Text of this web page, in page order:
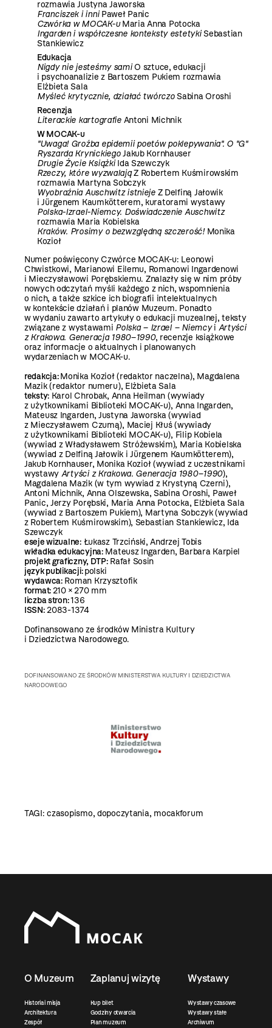
rozmawia Justyna Jaworska
Franciszek i inniPaweł Panic
Czwórka w MOCAK-uMaria Anna Potocka
Ingarden i współczesne konteksty estetykiSebastian
Stankiewicz
Edukacja
Nigdy nie jesteśmy samiO sztuce, edukacji
i psychoanalizie z Bartoszem Pukiem rozmawia
Elżbieta Sala
Myśleć krytycznie, działać twórczoSabina Oroshi
Recenzja
Literackie kartografieAntoni Michnik
W MOCAK-u
"Uwaga! Groźba epidemii poetów poklepywania". O "G"
Ryszarda KrynickiegoJakub Kornhauser
Drugie Życie KsiążkiIda Szewczyk
Rzeczy, które wyzwalająZ Robertem Kuśmirowskim
rozmawia Martyna Sobczyk
Wyobraźnia Auschwitz istniejeZ Delfiną Jałowik
i Jürgenem Kaumkötterem, kuratorami wystawy
Polska-Izrael-Niemcy. Doświadczenie Auschwitz
rozmawia Maria Kobielska
Kraków. Prosimy o bezwzględną szczerość!Monika
Kozioł
Numer poświęcony Czwórce MOCAK-u: Leonowi
Chwistkowi, Marianowi Eilemu, Romanowi Ingardenowi
i Mieczysławowi Porębskiemu. Znalazły się w nim próby
nowych odczytań myśli każdego z nich, wspomnienia
o nich, a także szkice ich biografii intelektualnych
w kontekście działań i planów Muzeum. Ponadto
w wydaniu zawarto artykuły o edukacji muzealnej, teksty
związane z wystawami Polska – Izrael – Niemcyi Artyści
z Krakowa. Generacja 1980–1990, recenzje książkowe
oraz informacje o aktualnych i planowanych
wydarzeniach w MOCAK-u.
redakcja:Monika Kozioł (redaktor naczelna), Magdalena
Mazik (redaktor numeru), Elżbieta Sala
teksty: Karol Chrobak, Anna Heilman (wywiady
z użytkownikami Biblioteki MOCAK-u), Anna Ingarden,
Mateusz Ingarden, Justyna Jaworska (wywiad
z Mieczysławem Czumą), Maciej Kłuś (wywiady
z użytkownikami Biblioteki MOCAK-u), Filip Kobiela
(wywiad z Władysławem Stróżewskim), Maria Kobielska
(wywiad z Delfiną Jałowik i Jürgenem Kaumkötterem),
Jakub Kornhauser, Monika Kozioł (wywiad z uczestnikami
wystawy Artyści z Krakowa. Generacja 1980–1990),
Magdalena Mazik (w tym wywiad z Krystyną Czerni),
Antoni Michnik, Anna Olszewska, Sabina Oroshi, Paweł
Panic, Jerzy Porębski, Maria Anna Potocka, Elżbieta Sala
(wywiad z Bartoszem Pukiem), Martyna Sobczyk (wywiad
z Robertem Kuśmirowskim), Sebastian Stankiewicz, Ida
Szewczyk
eseje wizualne:Łukasz Trzciński, Andrzej Tobis
wkładka edukacyjna:Mateusz Ingarden, Barbara Karpiel
projekt graficzny, DTP:Rafał Sosin
język publikacji:polski
wydawca:Roman Krzysztofik
format: 210 × 270 mm
liczba stron:136
ISSN:2083-1374
Dofinansowano ze środków Ministra Kultury
i Dziedzictwa Narodowego.
DOFINANSOWANO ZE ŚRODKÓW MINISTERSTWA KULTURY I DZIEDZICTWA
NARODOWEGO
TAGI:czasopismo, dopoczytania, mocakforum
O Muzeum
Historia i misja
Architektura
Zespół
Zaplanuj wizytę
Kup bilet
Godziny otwarcia
Plan muzeum
Wystawy
Wystawy czasowe
Wystawy stałe
Archiwum